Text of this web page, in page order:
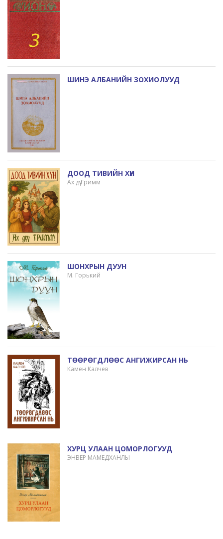
ШИНЭ АЛБАНИЙН ЗОХИОЛУУД
ДООД ТИВИЙН ХҮН
Ах дүү Гримм
ШОНХРЫН ДУУН
М. Горький
ТӨӨРӨГДЛӨӨС АНГИЖИРСАН НЬ
Камен Калчев
ХУРЦ УЛААН ЦОМОРЛОГУУД
ЭНВЕР МАМЕДХАНЛЫ